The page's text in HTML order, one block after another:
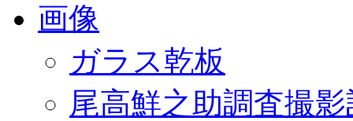
画像
ガラス乾板
尾高鮮之助調査撮